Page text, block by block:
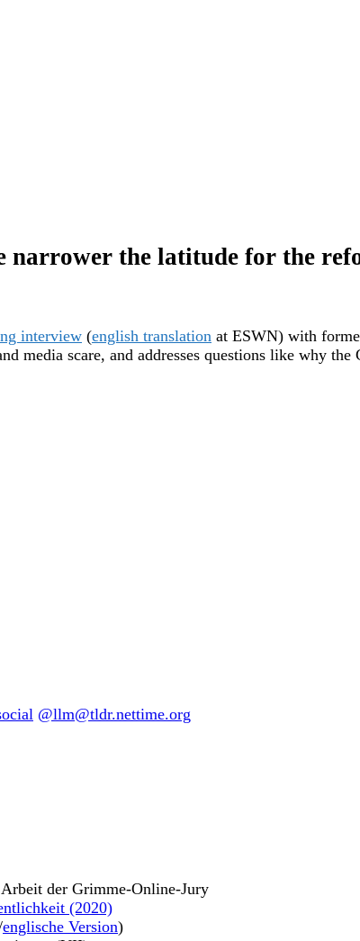
narrower the latitude for the
interview (english translation at ESWN) with
media scare, and addresses questions like why
@llm@tldr.nettime.org
der Grimme-Online-Jury
(2020)
englische Version)